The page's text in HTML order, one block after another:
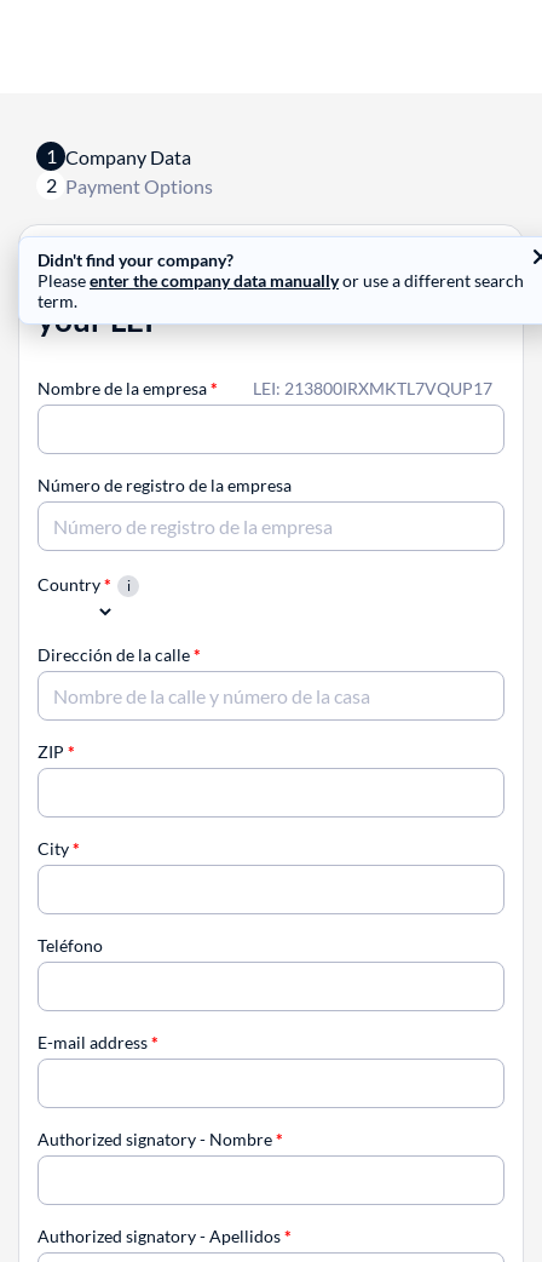
1 Company Data
2 Payment Options
Didn't find your company?
Pleaseenter the company data manuallyor use a different search
term.
You are only 2 steps away from
your LEI
LEI: 213800IRXMKTL7VQUP17
Nombre de la empresa*
Número de registro de la empresa
Country*
Dirección de la calle*
ZIP *
City*
Teléfono
E-mail address*
Authorized signatory - Nombre*
Authorized signatory - Apellidos*